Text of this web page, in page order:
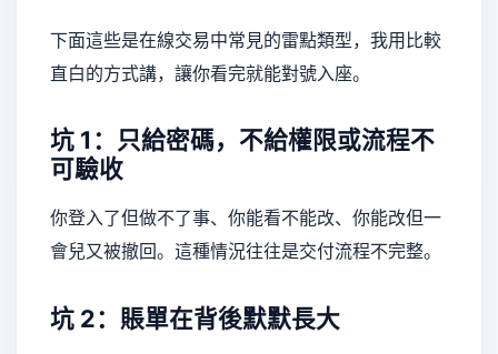
下面這些是在線交易中常見的雷點類型，我用比較
直白的方式講，讓你看完就能對號入座。
坑 1：只給密碼，不給權限或流程不
可驗收
你登入了但做不了事、你能看不能改、你能改但一
會兒又被撤回。這種情況往往是交付流程不完整。
坑 2：賬單在背後默默長大